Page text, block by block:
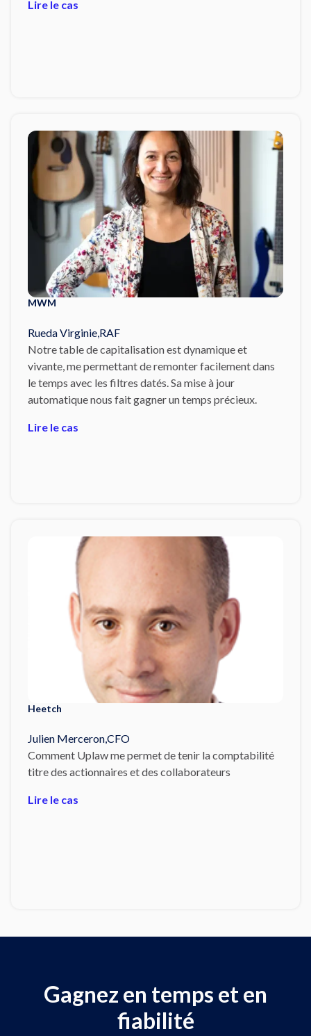
Lire le cas
MWM
Rueda Virginie,RAF
Notre table de capitalisation est dynamique et
vivante, me permettant de remonter facilement dans
le temps avec les filtres datés. Sa mise à jour
automatique nous fait gagner un temps précieux.
Lire le cas
Heetch
Julien Merceron,CFO
Comment Uplaw me permet de tenir la comptabilité
titre des actionnaires et des collaborateurs
Lire le cas
Gagnez en temps et en
fiabilité